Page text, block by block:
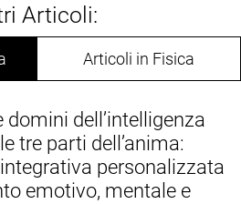
Articoli:
Articoli in Fisica
domini dell’intelligenza
tre parti dell’anima:
personalizzata
emotivo, mentale e